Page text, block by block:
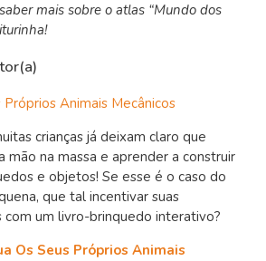
mais sobre o atlas “Mundo dos
crianças já deixam claro que
na massa e aprender a construir
e objetos! Se esse é o caso do
que tal incentivar suas
com um livro-brinquedo interativo?
Os Seus Próprios Animais